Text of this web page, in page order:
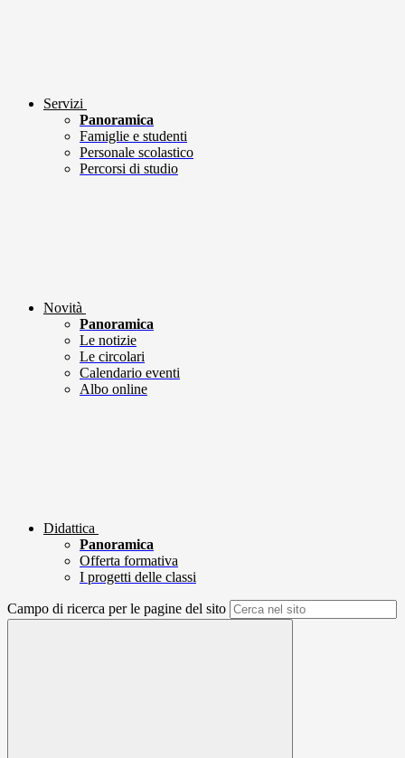
Servizi
Panoramica
Famiglie e studenti
Personale scolastico
Percorsi di studio
Novità
Panoramica
Le notizie
Le circolari
Calendario eventi
Albo online
Didattica
Panoramica
Offerta formativa
I progetti delle classi
Campo di ricerca per le pagine del sito